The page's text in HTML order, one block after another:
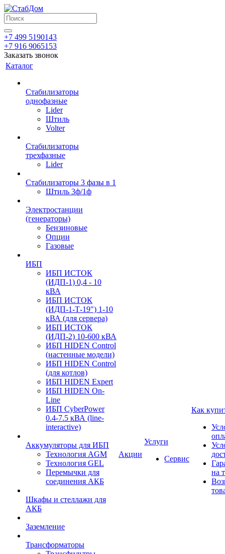
+7 499 5190143
+7 916 9065153
Заказать звонок
Каталог
Стабилизаторы
однофазные
Lider
Штиль
Volter
Стабилизаторы
трехфазные
Lider
Стабилизаторы 3 фазы в 1
Штиль 3ф/1ф
Электростанции
(генераторы)
Бензиновые
Опции
Газовые
ИБП
ИБП ИСТОК
(ИДП-1) 0,4 - 10
кВА
ИБП ИСТОК
(ИДП-1-Т-19") 1-10
кВА (для сервера)
ИБП ИСТОК
(ИДП-2) 10-600 кВА
ИБП HIDEN Control
(настенные модели)
ИБП HIDEN Control
(для котлов)
ИБП HIDEN Expert
ИБП HIDEN On-
Line
ИБП CyberPower
0.4-7.5 кВА (line-
interactive)
Аккумуляторы для ИБП
Технология AGM
Технология GEL
Перемычки для
соединения АКБ
Шкафы и стеллажи для
АКБ
Заземление
Трансформаторы
Акции
Услуги
Сервис
Как
на